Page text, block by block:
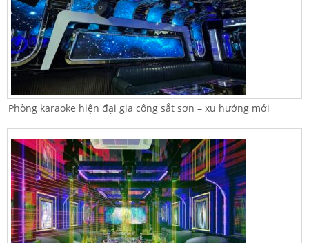
Phòng karaoke hiện đại gia công sắt sơn – xu hướng mới